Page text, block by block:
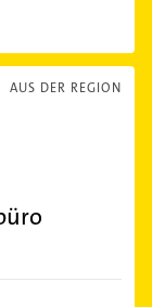
AUS DER REGION